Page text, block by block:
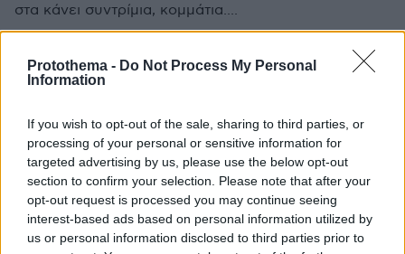
Protothema - Do Not Process My Personal
Information
If you wish to opt-out of the sale, sharing to third parties, or
processing of your personal or sensitive information for
targeted advertising by us, please use the below opt-out
section to confirm your selection. Please note that after your
opt-out request is processed you may continue seeing
interest-based ads based on personal information utilized by
us or personal information disclosed to third parties prior to
στα κάνει συντρίμια, κομμάτια....
ΑΠΑΝΤΗΣΗ
Όλα για τα like και τα views
Έχουμε και λέμε: Έσκαψε μία τεράστια τρύπα, στην
πιο κοσμοπολίτικη παραλία του νότιου ημισφαιρίου,
ενώ ένας εργαζόμενος είδε την προσπάθεια του και
του έδωσε ένα φτυάρι για να συνεχίσει. Έπειτα ήρθε
ένα κύμα και αφού γέμισε την τρύπα με νερό αυτό
ξεπρόβαλε το κεφάλι πάνω από την άμμο. Τελικά 3
ώρες με ξύλα και σκοινιά άλλοι άνθρωποι και